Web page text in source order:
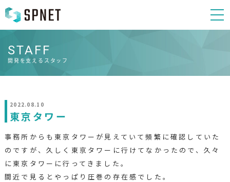
STAFF
開発を支えるスタッフ
2022.08.10
東京タワー
事務所からも東京タワーが見えていて頻繁に確認していた
のですが、久しく東京タワーに行けてなかったので、久々
に東京タワーに行ってきました。
間近で見るとやっぱり圧巻の存在感でした。